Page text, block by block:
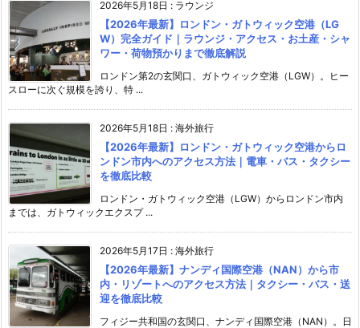
2026年5月18日 : ラウンジ
【2026年最新】ロンドン・ガトウィック空港（LG
W）完全ガイド｜ラウンジ・アクセス・お土産・シャ
ワー・荷物預かりまで徹底解説
ロンドン第2の玄関口、ガトウィック空港（LGW）。ヒー
スローに次ぐ規模を誇り、特 ...
2026年5月18日 : 海外旅行
【2026年最新】ロンドン・ガトウィック空港からロ
ンドン市内へのアクセス方法｜電車・バス・タクシー
を徹底比較
ロンドン・ガトウィック空港（LGW）からロンドン市内
までは、ガトウィックエクスプ ...
2026年5月17日 : 海外旅行
【2026年最新】ナンディ国際空港（NAN）から市
内・リゾートへのアクセス方法｜タクシー・バス・送
迎を徹底比較
フィジー共和国の玄関口、ナンディ国際空港（NAN）。日